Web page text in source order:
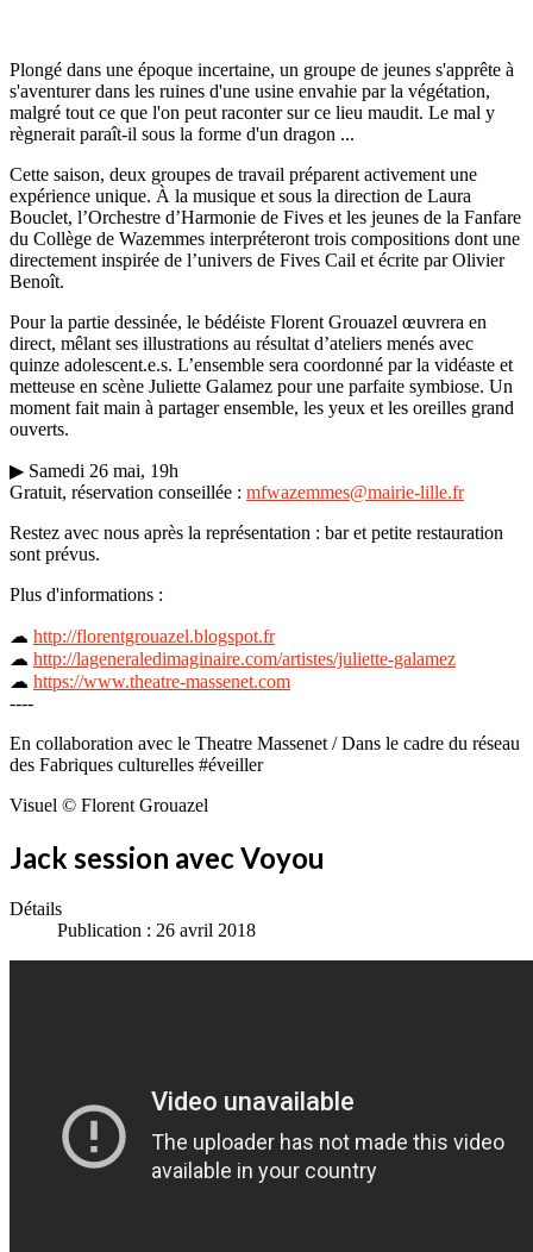
Plongé dans une époque incertaine, un groupe de jeunes s'apprête à
s'aventurer dans les ruines d'une usine envahie par la végétation,
malgré tout ce que l'on peut raconter sur ce lieu maudit. Le mal y
règnerait paraît-il sous la forme d'un dragon ...
Cette saison, deux groupes de travail préparent activement une
expérience unique. À la musique et sous la direction de Laura
Bouclet, l’Orchestre d’Harmonie de Fives et les jeunes de la Fanfare
du Collège de Wazemmes interpréteront trois compositions dont une
directement inspirée de l’univers de Fives Cail et écrite par Olivier
Benoît.
Pour la partie dessinée, le bédéiste Florent Grouazel œuvrera en
direct, mêlant ses illustrations au résultat d’ateliers menés avec
quinze adolescent.e.s. L’ensemble sera coordonné par la vidéaste et
metteuse en scène Juliette Galamez pour une parfaite symbiose. Un
moment fait main à partager ensemble, les yeux et les oreilles grand
ouverts.
▶ Samedi 26 mai, 19h
Gratuit, réservation conseillée : mfwazemmes@mairie-lille.fr
Restez avec nous après la représentation : bar et petite restauration
sont prévus.
Plus d'informations :
☁ http://florentgrouazel.blogspot.fr
☁ http://lageneraledimaginaire.com/artistes/juliette-galamez
☁ https://www.theatre-massenet.com
----
En collaboration avec le Theatre Massenet / Dans le cadre du réseau
des Fabriques culturelles #éveiller
Visuel © Florent Grouazel
Jack session avec Voyou
Détails
Publication : 26 avril 2018